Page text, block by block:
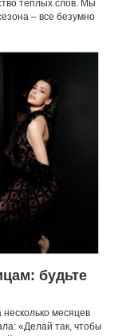
теплых слов. Мы
– все безумно
будьте
месяцев
«Делай так, чтобы